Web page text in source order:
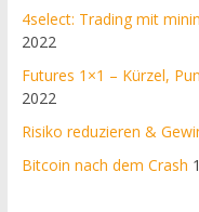
4select: Trading mit
2022
Futures 1×1 – Kürzel,
2022
Risiko reduzieren &
Bitcoin nach dem Crash